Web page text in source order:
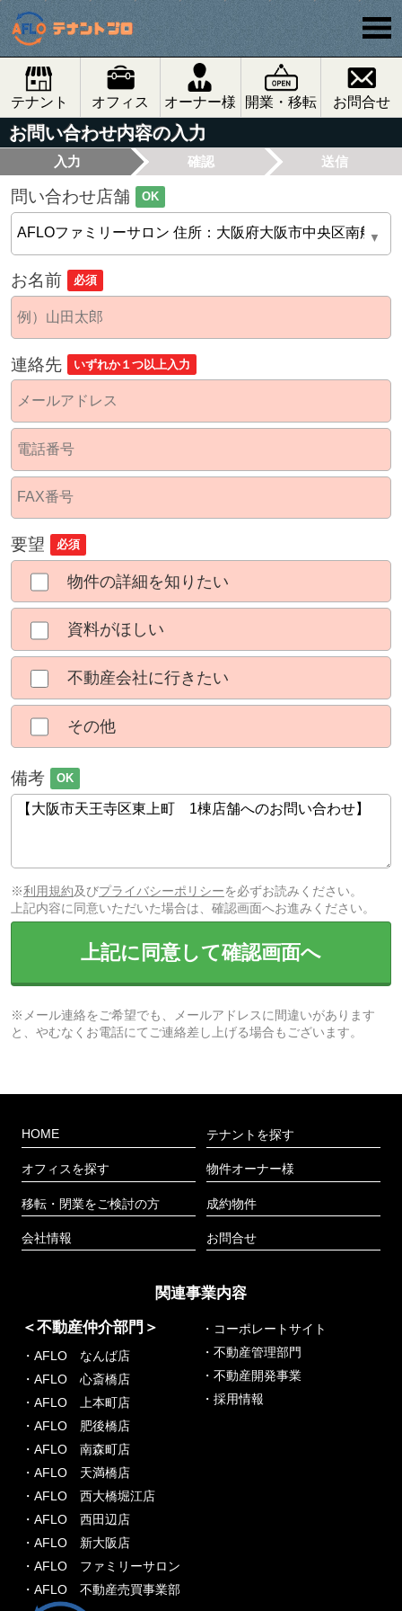
テナント オフィス オーナー様 開業・移転 お問合せ
お問い合わせ内容の入力
入力 確認 送信
問い合わせ店舗 OK
お名前 必須
連絡先 いずれか１つ以上入力
要望 必須
物件の詳細を知りたい
資料がほしい
不動産会社に行きたい
その他
備考 OK
※利用規約及びプライバシーポリシーを必ずお読みください。
上記内容に同意いただいた場合は、確認画面へお進みください。
上記に同意して確認画面へ
※メール連絡をご希望でも、メールアドレスに間違いがあります
と、やむなくお電話にてご連絡差し上げる場合もございます。
HOME
オフィスを探す
移転・閉業をご検討の方
会社情報
テナントを探す
物件オーナー様
成約物件
お問合せ
関連事業内容
＜不動産仲介部門＞
・AFLO なんば店
・AFLO 心斎橋店
・AFLO 上本町店
・AFLO 肥後橋店
・AFLO 南森町店
・AFLO 天満橋店
・AFLO 西大橋堀江店
・AFLO 西田辺店
・AFLO 新大阪店
・AFLO ファミリーサロン
・AFLO 不動産売買事業部
・コーポレートサイト
・不動産管理部門
・不動産開発事業
・採用情報